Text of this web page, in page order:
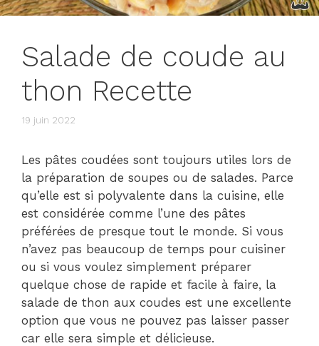
Salade de coude au
thon Recette
19 juin 2022
Les pâtes coudées sont toujours utiles lors de
la préparation de soupes ou de salades. Parce
qu’elle est si polyvalente dans la cuisine, elle
est considérée comme l’une des pâtes
préférées de presque tout le monde. Si vous
n’avez pas beaucoup de temps pour cuisiner
ou si vous voulez simplement préparer
quelque chose de rapide et facile à faire, la
salade de thon aux coudes est une excellente
option que vous ne pouvez pas laisser passer
car elle sera simple et délicieuse.